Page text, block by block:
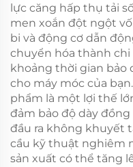
lực căng hấp thụ tải
men xoắn đột ngột
bi và động cơ dẫn
chuyển hóa thành
khoảng thời gian bảo
cho máy móc của
phẩm là một lợi thế
đảm bảo độ dày
đầu ra không khuyết
cầu kỹ thuật nghiêm
sản xuất có thể tăng